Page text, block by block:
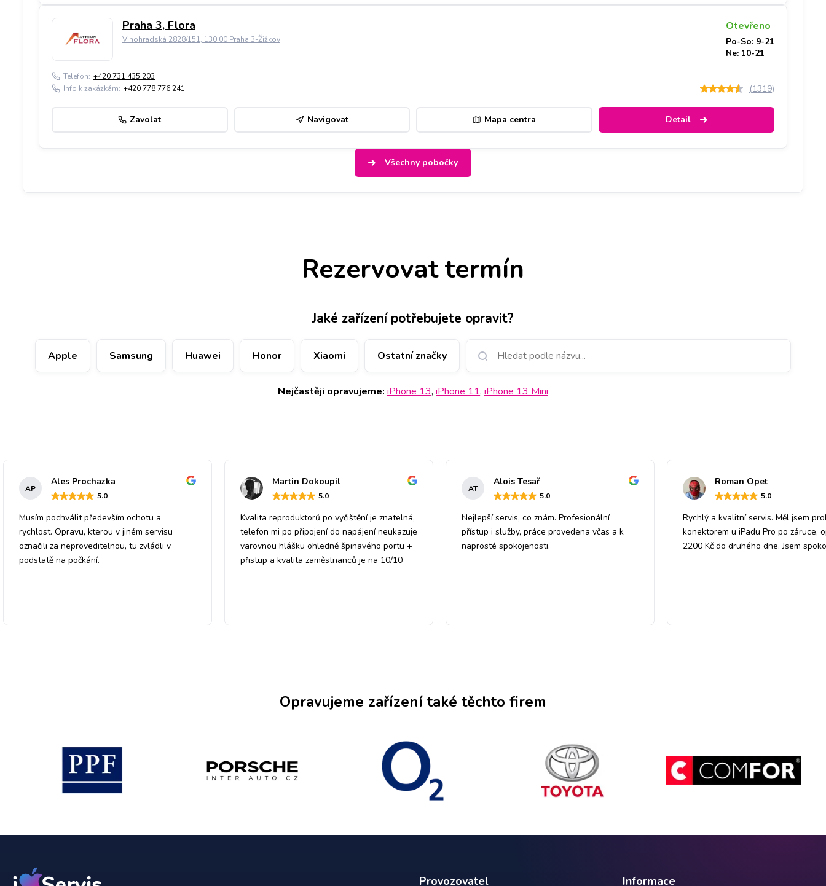
Praha 3, Flora
Vinohradská 2828/151, 130 00 Praha 3-Žižkov
Otevřeno
Po-So: 9-21
Ne: 10-21
Telefon: +420 731 435 203
Info k zakázkám: +420 778 776 241 (1319)
Zavolat Navigovat Mapa centra Detail
Všechny pobočky
Rezervovat termín
Jaké zařízení potřebujete opravit?
Apple Samsung Huawei Honor Xiaomi Ostatní značky
Nejčastěji opravujeme: iPhone 13, iPhone 11, iPhone 13 Mini
AP
Ales Prochazka
5.0
Musím pochválit především ochotu a
rychlost. Opravu, kterou v jiném servisu
označili za neproveditelnou, tu zvládli v
podstatě na počkání.
Martin Dokoupil
5.0
Kvalita reproduktorů po vyčištění je znatelná,
telefon mi po připojení do napájení neukazuje
varovnou hlášku ohledně špinavého portu +
přistup a kvalita zaměstnanců je na 10/10
AT
Alois Tesař
5.0
Nejlepší servis, co znám. Profesionální
přístup i služby, práce provedena včas a k
naprosté spokojenosti.
Roman Opet
5.0
Rychlý a kvalitní servis. Měl jsem
konektorem u iPadu Pro po záruce,
2200 Kč do druhého dne. Jsem
Opravujeme zařízení také těchto firem
Provozovatel Informace